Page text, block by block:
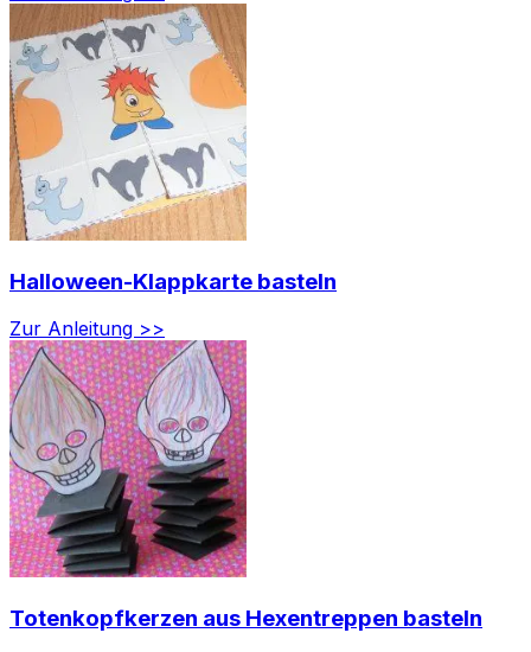
Halloween-Klappkarte basteln
Zur Anleitung >>
Totenkopfkerzen aus Hexentreppen basteln